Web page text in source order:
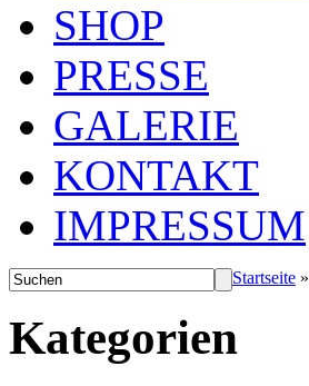
SHOP
PRESSE
GALERIE
KONTAKT
IMPRESSUM
Startseite »
Kategorien